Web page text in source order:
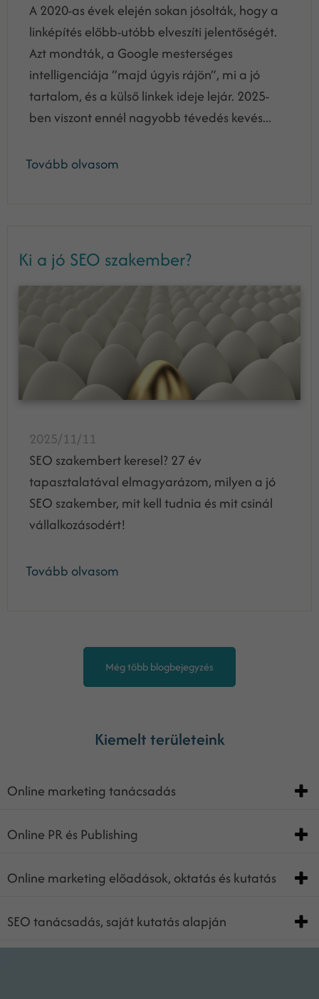
A 2020-as évek elején sokan jósolták, hogy a
linképítés előbb-utóbb elveszíti jelentőségét.
Azt mondták, a Google mesterséges
intelligenciája “majd úgyis rájön”, mi a jó
tartalom, és a külső linkek ideje lejár. 2025-
ben viszont ennél nagyobb tévedés kevés...
Tovább olvasom
Ki a jó SEO szakember?
2025/11/11
SEO szakembert keresel? 27 év
tapasztalatával elmagyarázom, milyen a jó
SEO szakember, mit kell tudnia és mit csinál
vállalkozásodért!
Tovább olvasom
Még több blogbejegyzés
Kiemelt területeink
Online marketing tanácsadás
Online PR és Publishing
Online marketing előadások, oktatás és kutatás
SEO tanácsadás, saját kutatás alapján